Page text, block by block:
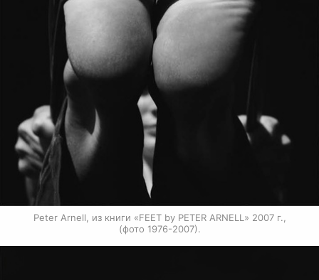
Peter Arnell, из книги «FEET by PETER ARNELL» 2007 г.,
(фото 1976-2007).